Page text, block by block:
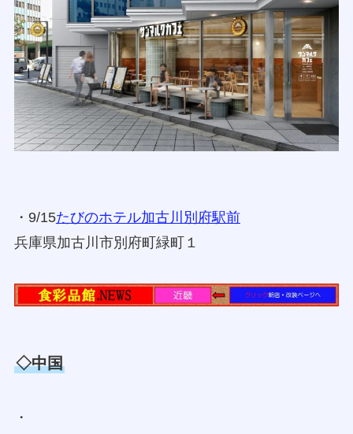
・9/15たびのホテル加古川別府駅前
兵庫県加古川市別府町緑町１
◇中国
・